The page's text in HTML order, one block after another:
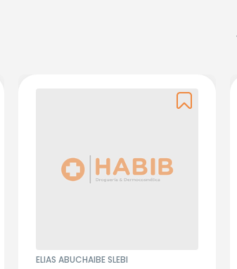
ELIAS ABUCHAIBE SLEBI